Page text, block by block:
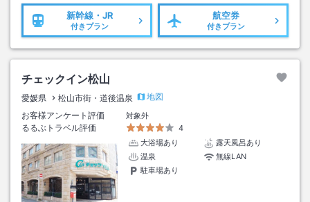
新幹線・JR
付きプラン
航空券
付きプラン
チェックイン松山
愛媛県 松山市街・道後温泉
地図
お客様アンケート評価
対象外
るるぶトラベル評価
4
大浴場あり
露天風呂あり
温泉
無線LAN
駐車場あり